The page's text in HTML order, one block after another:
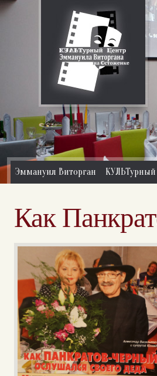
Эммануил Виторган КУЛЬТурный
Как